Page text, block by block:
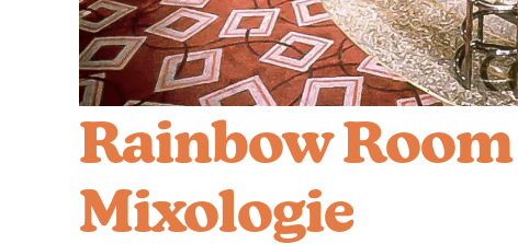
Rainbow
Mixologie